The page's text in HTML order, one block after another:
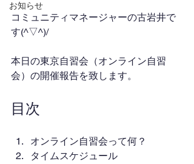
お知らせ
コミュニティマネージャーの古岩井で
す(^▽^)/
本日の東京自習会（オンライン自習
会）の開催報告を致します。
目次
オンライン自習会って何？
タイムスケジュール